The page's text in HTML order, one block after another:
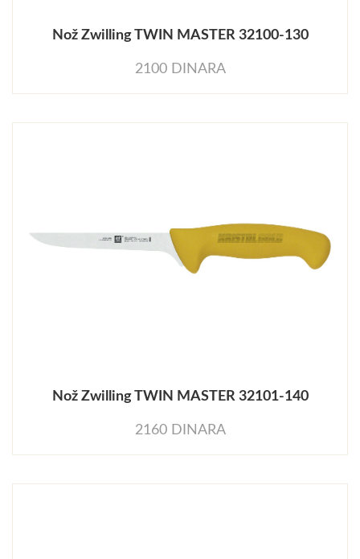
Nož Zwilling TWIN MASTER 32100-130
2100 DINARA
Nož Zwilling TWIN MASTER 32101-140
2160 DINARA